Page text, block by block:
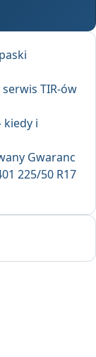
TIR-ów
kiedy i
Gwaranc
225/50 R17